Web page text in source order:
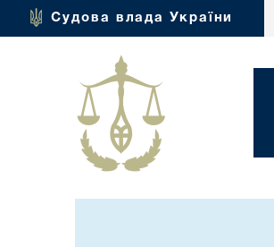
Судова влада України